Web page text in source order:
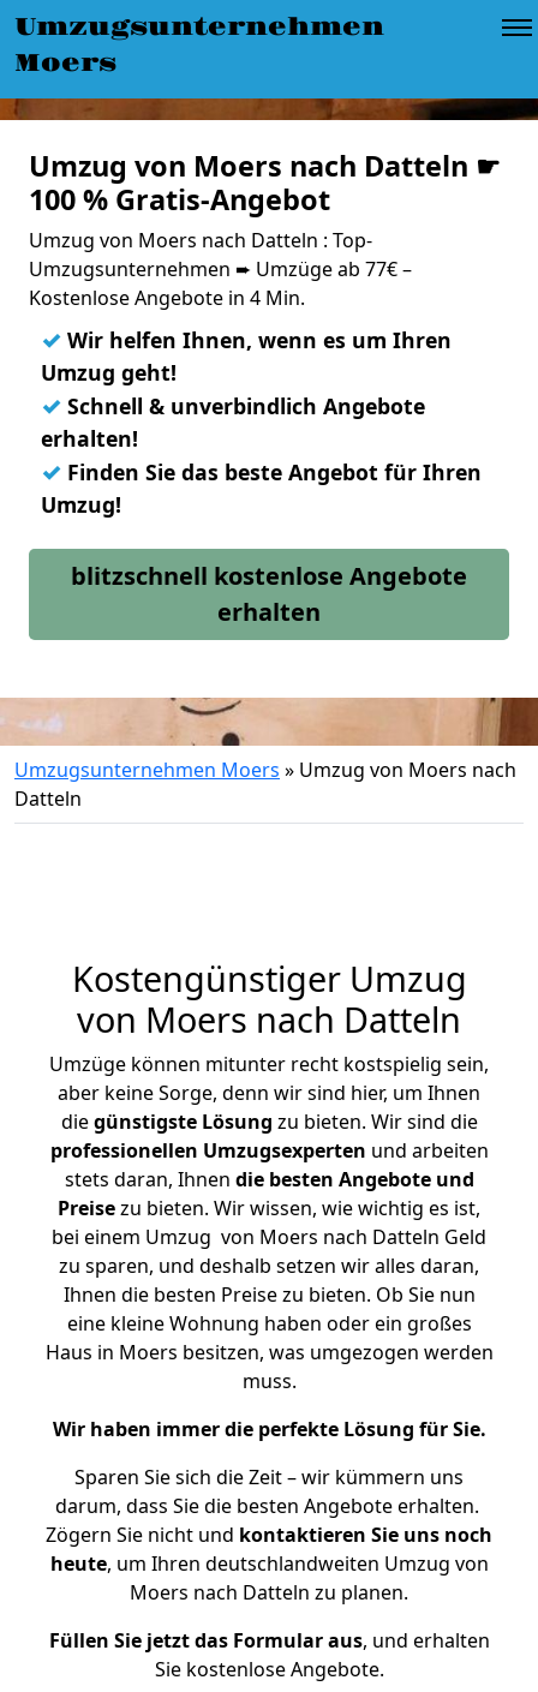
Umzugsunternehmen
Moers
Umzug von Moers nach Datteln ☛
100 % Gratis-Angebot
Umzug von Moers nach Datteln : Top-
Umzugsunternehmen ➨ Umzüge ab 77€ –
Kostenlose Angebote in 4 Min.
✓ Wir helfen Ihnen, wenn es um Ihren
Umzug geht!
✓ Schnell & unverbindlich Angebote
erhalten!
✓ Finden Sie das beste Angebot für Ihren
Umzug!
blitzschnell kostenlose Angebote
erhalten
Umzugsunternehmen Moers » Umzug von Moers nach
Datteln
Kostengünstiger Umzug
von Moers nach Datteln
Umzüge können mitunter recht kostspielig sein,
aber keine Sorge, denn wir sind hier, um Ihnen
diegünstigste Lösung zu bieten. Wir sind die
professionellen Umzugsexperten und arbeiten
stets daran, Ihnen die besten Angebote und
Preisezu bieten. Wir wissen, wie wichtig es ist,
bei einem Umzug von Moers nach Datteln Geld
zu sparen, und deshalb setzen wir alles daran,
Ihnen die besten Preise zu bieten. Ob Sie nun
eine kleine Wohnung haben oder ein großes
Haus in Moers besitzen, was umgezogen werden
muss.
Wir haben immer die perfekte Lösung für Sie.
Sparen Sie sich die Zeit – wir kümmern uns
darum, dass Sie die besten Angebote erhalten.
Zögern Sie nicht und kontaktieren Sie uns noch
heute, um Ihren deutschlandweiten Umzug von
Moers nach Datteln zu planen.
Füllen Sie jetzt das Formular aus, und erhalten
Sie kostenlose Angebote.